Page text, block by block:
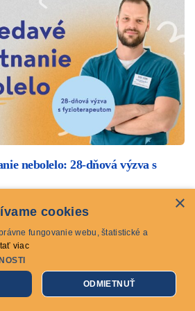
nebolelo: 28-dňová výzva s
život
a cítite, že trpí vaša krčná chrbtica,
vám. Zapojte sa do…
×
cookies
fungovanie webu, štatistické a
viac
ODMIETNUŤ